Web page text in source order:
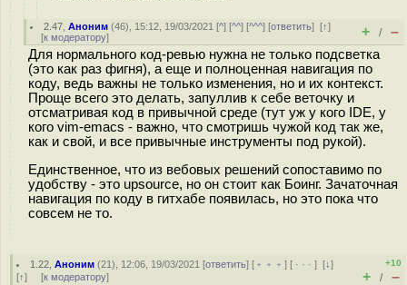
2.47 ,Аноним (46), 15:12, 19/03/2021 [^] [^^] [^^^] [ответить][↑]
[к модератору] + / –
Для нормального код-ревью нужна не только подсветка
(это как раз фигня), а еще и полноценная навигация по
коду, ведь важны не только изменения, но и их контекст.
Проще всего это делать, запуллив к себе веточку и
отсматривая код в привычной среде (тут уж у кого IDE, у
кого vim-emacs - важно, что смотришь чужой код так же,
как и свой, и все привычные инструменты под рукой).
Единственное, что из вебовых решений сопоставимо по
удобству - это upsource, но он стоит как Боинг. Зачаточная
навигация по коду в гитхабе появилась, но это пока что
совсем не то.
1.22 ,Аноним (21), 12:06, 19/03/2021 [ответить] [ ﹢﹢﹢] [ · · ·][↓]
[↑] [к модератору]
+10
+ / –